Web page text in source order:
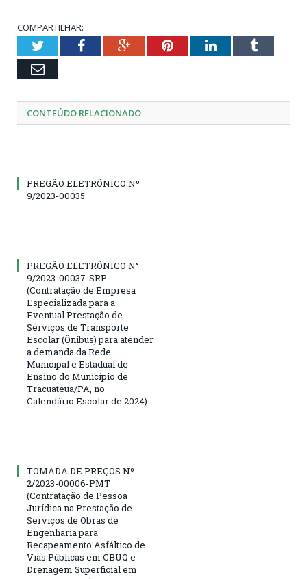
COMPARTILHAR:
TwitterFacebookGoogle+PinterestLinkedInTumblr
Email
CONTEÚDO RELACIONADO
PREGÃO ELETRÔNICO Nº
9/2023-00035
PREGÃO ELETRÔNICO N°
9/2023-00037-SRP
(Contratação de Empresa
Especializada para a
Eventual Prestação de
Serviços de Transporte
Escolar (Ônibus) para atender
a demanda da Rede
Municipal e Estadual de
Ensino do Município de
Tracuateua/PA, no
Calendário Escolar de 2024)
TOMADA DE PREÇOS Nº
2/2023-00006-PMT
(Contratação de Pessoa
Jurídica na Prestação de
Serviços de Obras de
Engenharia para
Recapeamento Asfáltico de
Vias Públicas em CBUQ e
Drenagem Superficial em